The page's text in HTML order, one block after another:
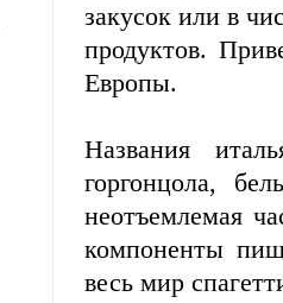
закусок или в
продуктов.
Европы.
Названия
горгонцола,
неотъемлемая
компоненты
весь мир